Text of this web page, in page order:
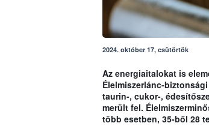
2024. október 17, csütörtök
Az energiaitalokat is
Élelmiszerlánc-
taurin-, cukor-,
merült fel.
több esetben, 35-ből 28